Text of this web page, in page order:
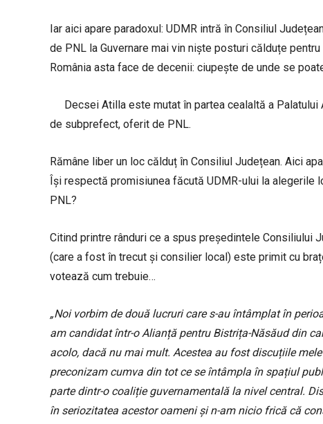
Iar aici apare paradoxul: UDMR intră în Consiliul
de PNL la Guvernare mai vin niște posturi călduțe
România asta face de decenii: ciupește de unde se
Decsei Atilla este mutat în partea cealaltă a
de subprefect, oferit de PNL.
Rămâne liber un loc călduț în Consiliul Județean. Aici
Își respectă promisiunea făcută UDMR-ului la alegerile
PNL?
Citind printre rânduri ce a spus președintele Consiliului
(care a fost în trecut și consilier local) este primit cu
votează cum trebuie…
„Noi vorbim de două lucruri care s-au întâmplat în
am candidat într-o Alianță pentru Bistrița-Năsăud din
acolo, dacă nu mai mult. Acestea au fost discuțiile
preconizam cumva din tot ce se întâmpla în spațiul
parte dintr-o coaliție guvernamentală la nivel central.
în seriozitatea acestor oameni și n-am nicio frică că